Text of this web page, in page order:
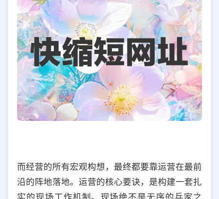
而经营的所有宏观构想，最终都要靠运营在最前
沿的阵地落地。运营的核心要诀，是构建一套扎